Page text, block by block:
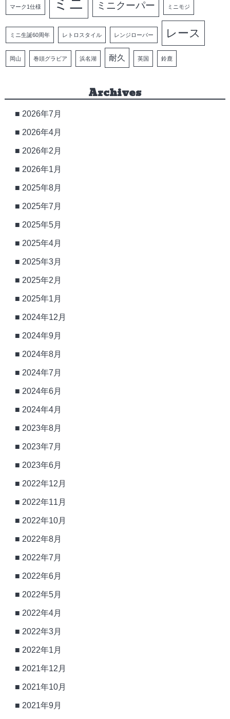
マーク1仕様 ミニクーパー ミニモジ
ミニ生誕60周年 レトロスタイル レンジローバー レース
岡山 巻頭グラビア 浜名湖 耐久 英国 鈴鹿
Archives
2026年7月
2026年4月
2026年2月
2026年1月
2025年8月
2025年7月
2025年5月
2025年4月
2025年3月
2025年2月
2025年1月
2024年12月
2024年9月
2024年8月
2024年7月
2024年6月
2024年4月
2023年8月
2023年7月
2023年6月
2022年12月
2022年11月
2022年10月
2022年8月
2022年7月
2022年6月
2022年5月
2022年4月
2022年3月
2022年1月
2021年12月
2021年10月
2021年9月